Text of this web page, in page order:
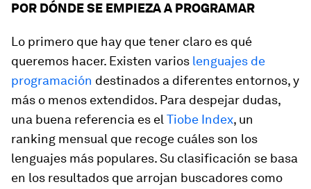
POR DÓNDE SE EMPIEZA A PROGRAMAR
Lo primero que hay que tener claro es qué
queremos hacer. Existen varios lenguajes de
programación destinados a diferentes entornos, y
más o menos extendidos. Para despejar dudas,
una buena referencia es el Tiobe Index, un
ranking mensual que recoge cuáles son los
lenguajes más populares. Su clasificación se basa
en los resultados que arrojan buscadores como